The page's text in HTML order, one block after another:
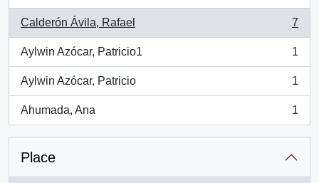
Calderón Ávila, Rafael
, 7 results
7
Aylwin Azócar, Patricio1
, 1 results
1
Aylwin Azócar, Patricio
, 1 results
1
Ahumada, Ana
, 1 results
1
Place